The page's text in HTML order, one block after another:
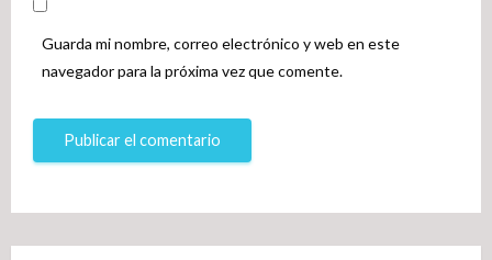
Guarda mi nombre, correo electrónico y web en este
navegador para la próxima vez que comente.